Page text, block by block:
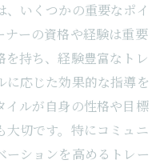
いくつかの重要なポイ
ナーの資格や経験は重要
持ち、経験豊富なトレ
に応じた効果的な指導を
イルが自身の性格や目標
大切です。特にコミュニ
ーションを高めるトレー